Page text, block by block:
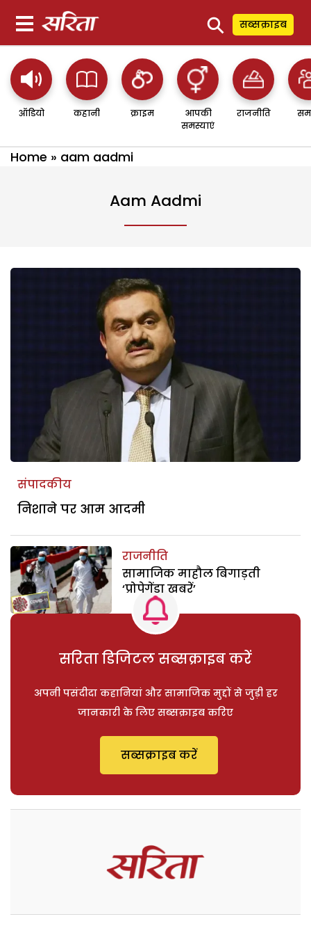
⚲ सब्सक्राइब
ऑडियो कहानी क्राइम
आपकी
समस्याएं
राजनीति
Home » aam aadmi
Aam Aadmi
संपादकीय
निशाने पर आम आदमी
राजनीति
सामाजिक माहौल बिगाड़ती
‘प्रोपेगेंडा खबरें’
सरिता डिजिटल सब्सक्राइब करें
अपनी पसंदीदा कहानियां और सामाजिक मुद्दों से जुड़ी हर
जानकारी के लिए सब्सक्राइब करिए
सब्सक्राइब करें